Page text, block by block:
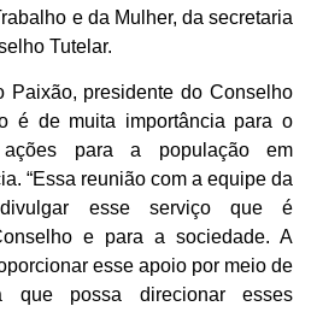
e da Mulher, da secretaria
Tutelar.
Paixão, presidente do Conselho
é de muita importância para o
ações para a população em
“Essa reunião com a equipe da
esse serviço que é
e para a sociedade. A
esse apoio por meio de
que possa direcionar esses